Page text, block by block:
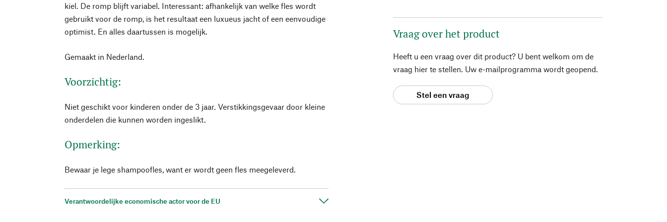
kiel. De romp blijft variabel. Interessant: afhankelijk van welke fles wordt
gebruikt voor de romp, is het resultaat een luxueus jacht of een eenvoudige
optimist. En alles daartussen is mogelijk.
Gemaakt in Nederland.
Voorzichtig:
Niet geschikt voor kinderen onder de 3 jaar. Verstikkingsgevaar door kleine
onderdelen die kunnen worden ingeslikt.
Opmerking:
Bewaar je lege shampoofles, want er wordt geen fles meegeleverd.
Verantwoordelijke economische actor voor de EU
Vraag over het product
Heeft u een vraag over dit product? U bent welkom om de
vraag hier te stellen. Uw e-mailprogramma wordt geopend.
Stel een vraag